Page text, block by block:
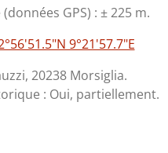
GPS) : ± 225 m.
9°21'57.7"E
20238 Morsiglia.
: Oui, partiellement.